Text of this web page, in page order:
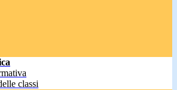
classi